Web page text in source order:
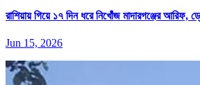
রাশিয়ায় গিয়ে ১৭ দিন ধরে নিখোঁজ মাদারগঞ্জের আরিফ,
Jun 15, 2026